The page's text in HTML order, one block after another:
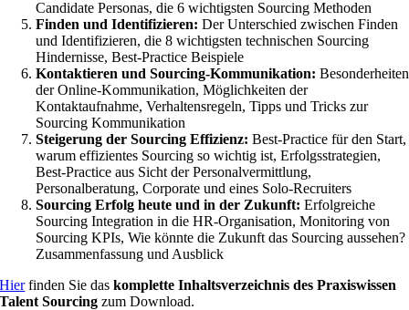
Candidate Personas, die 6 wichtigsten Sourcing Methoden
Finden und Identifizieren:Der Unterschied zwischen Finden
und Identifizieren, die 8 wichtigsten technischen Sourcing
Hindernisse, Best-Practice Beispiele
Kontaktieren und Sourcing-Kommunikation:Besonderheiten
der Online-Kommunikation, Möglichkeiten der
Kontaktaufnahme, Verhaltensregeln, Tipps und Tricks zur
Sourcing Kommunikation
Steigerung der Sourcing Effizienz: Best-Practice für den Start,
warum effizientes Sourcing so wichtig ist, Erfolgsstrategien,
Best-Practice aus Sicht der Personalvermittlung,
Personalberatung, Corporate und eines Solo-Recruiters
Sourcing Erfolg heute und in der Zukunft: Erfolgreiche
Sourcing Integration in die HR-Organisation, Monitoring von
Sourcing KPIs, Wie könnte die Zukunft das Sourcing aussehen?
Zusammenfassung und Ausblick
Hierfinden Sie daskomplette Inhaltsverzeichnis des Praxiswissen
Talent Sourcing zum Download.